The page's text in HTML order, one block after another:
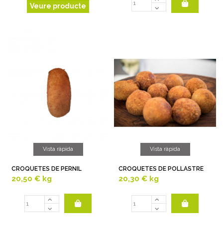
Veure producte
Vista ràpida
CROQUETES DE PERNIL
20,50 € kg
Vista ràpida
CROQUETES DE POLLASTRE
20,30 € kg